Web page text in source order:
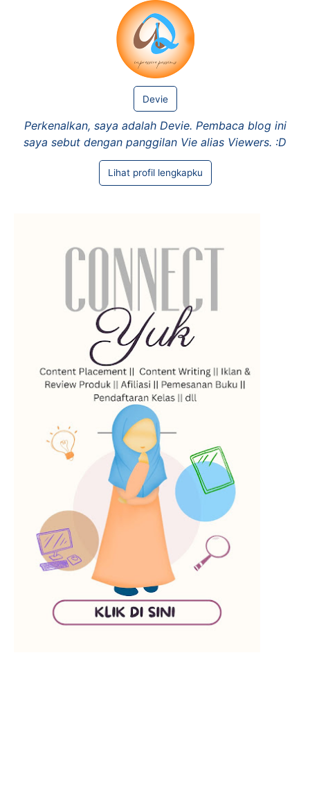
Devie
Perkenalkan, saya adalah Devie. Pembaca blog ini
saya sebut dengan panggilan Vie alias Viewers. :D
Lihat profil lengkapku